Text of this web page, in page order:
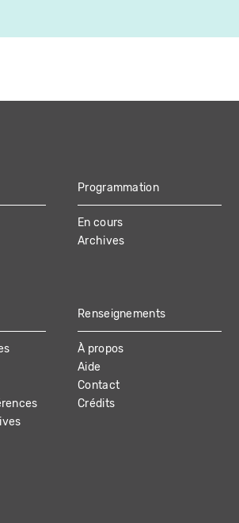
Programmation
En cours
Archives
Renseignements
À propos
Aide
Contact
Crédits